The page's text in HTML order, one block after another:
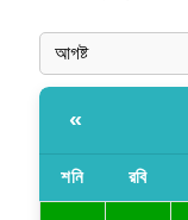
«
শনি রবি